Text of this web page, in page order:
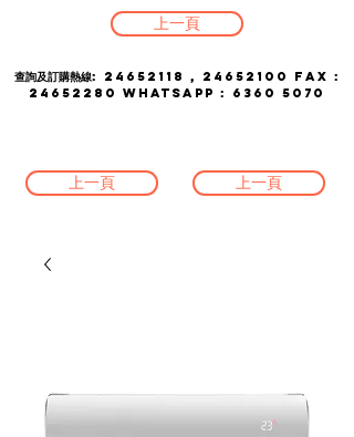
上一頁
查詢及訂購熱線: 24652118 , 24652100
FAX :
24652280 whatsapp : 6360 5070
上一頁 上一頁